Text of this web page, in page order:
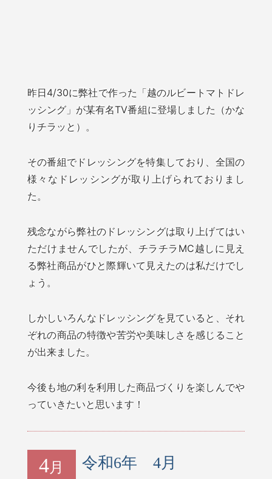
昨日4/30に弊社で作った「越のルビートマトドレ
ッシング」が某有名TV番組に登場しました（かな
りチラッと）。
その番組でドレッシングを特集しており、全国の
様々なドレッシングが取り上げられておりまし
た。
残念ながら弊社のドレッシングは取り上げてはい
ただけませんでしたが、チラチラMC越しに見え
る弊社商品がひと際輝いて見えたのは私だけでし
ょう。
しかしいろんなドレッシングを見ていると、それ
ぞれの商品の特徴や苦労や美味しさを感じること
が出来ました。
今後も地の利を利用した商品づくりを楽しんでや
っていきたいと思います！
4月 令和6年 4月